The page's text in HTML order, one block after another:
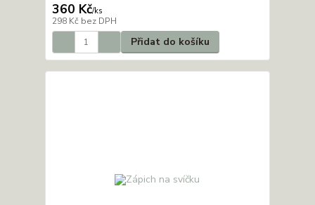
360 Kč/ks
298 Kč bez DPH
Přidat do košíku